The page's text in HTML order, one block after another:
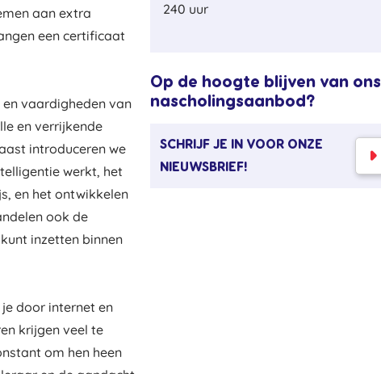
aan extra
een certificaat
vaardigheden van
en verrijkende
introduceren we
werkt, het
en het ontwikkelen
ook de
inzetten binnen
door internet en
krijgen veel te
om hen heen
240 uur
Op de hoogte blijven van ons
nascholingsaanbod?
SCHRIJF JE IN VOOR ONZE
NIEUWSBRIEF!